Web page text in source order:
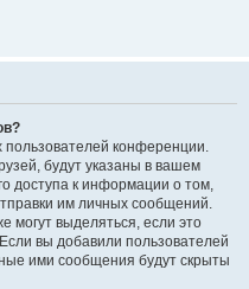
пользователей конференции.
будут указаны в вашем
доступа к информации о том,
им личных сообщений.
могут выделяться, если это
вы добавили пользователей
ими сообщения будут скрыты